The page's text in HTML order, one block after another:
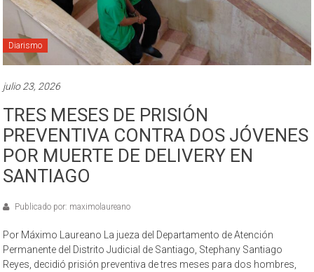
Diarismo
julio 23, 2026
TRES MESES DE PRISIÓN
PREVENTIVA CONTRA DOS JÓVENES
POR MUERTE DE DELIVERY EN
SANTIAGO
Publicado por: maximolaureano
Por Máximo Laureano La jueza del Departamento de Atención
Permanente del Distrito Judicial de Santiago, Stephany Santiago
Reyes, decidió prisión preventiva de tres meses para dos hombres,